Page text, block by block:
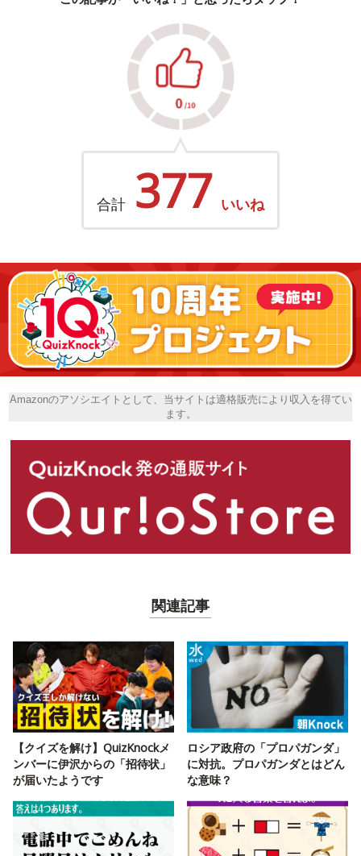
合計 377 いいね
Amazonのアソシエイトとして、当サイトは適格販売により収入を得てい
ます。
関連記事
【クイズを解け】QuizKnockメ
ンバーに伊沢からの「招待状」
が届いたようです
ロシア政府の「プロパガンダ」
に対抗。プロパガンダとはどん
な意味？